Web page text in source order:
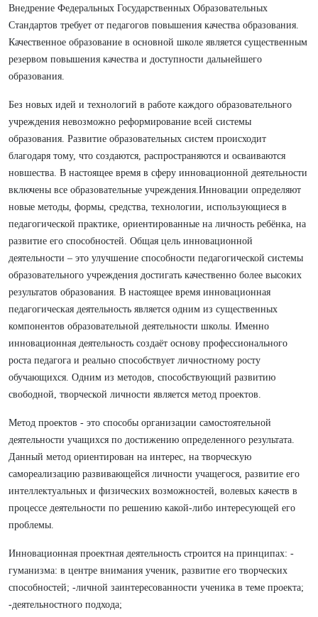
Внедрение Федеральных Государственных Образовательных
Стандартов требует от педагогов повышения качества образования.
Качественное образование в основной школе является существенным
резервом повышения качества и доступности дальнейшего
образования.
Без новых идей и технологий в работе каждого образовательного
учреждения невозможно реформирование всей системы
образования. Развитие образовательных систем происходит
благодаря тому, что создаются, распространяются и осваиваются
новшества. В настоящее время в сферу инновационной деятельности
включены все образовательные учреждения.Инновации определяют
новые методы, формы, средства, технологии, использующиеся в
педагогической практике, ориентированные на личность ребёнка, на
развитие его способностей. Общая цель инновационной
деятельности – это улучшение способности педагогической системы
образовательного учреждения достигать качественно более высоких
результатов образования. В настоящее время инновационная
педагогическая деятельность является одним из существенных
компонентов образовательной деятельности школы. Именно
инновационная деятельность создаёт основу профессионального
роста педагога и реально способствует личностному росту
обучающихся. Одним из методов, способствующий развитию
свободной, творческой личности является метод проектов.
Метод проектов - это способы организации самостоятельной
деятельности учащихся по достижению определенного результата.
Данный метод ориентирован на интерес, на творческую
самореализацию развивающейся личности учащегося, развитие его
интеллектуальных и физических возможностей, волевых качеств в
процессе деятельности по решению какой-либо интересующей его
проблемы.
Инновационная проектная деятельность строится на принципах: -
гуманизма: в центре внимания ученик, развитие его творческих
способностей; -личной заинтересованности ученика в теме проекта;
-деятельностного подхода;